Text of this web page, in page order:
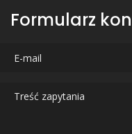
Formularz